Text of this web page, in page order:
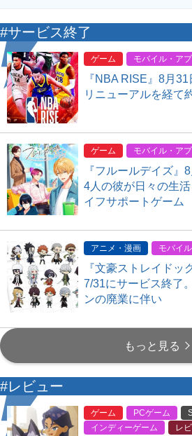
#サービス終了
ゲーム モバイル・アプ
『NBA RISE』8月
リニューアルを経て
ゲーム モバイル・アプ
『フルールデイズ』
4人の彼が日々の生
イフサポートゲーム
アニメ・漫画 モバイ
『文豪ストレイドッ
7/31にサービス終了
ンの廃業に伴い
もっと見る
#レビュー
ゲーム PCゲーム
インディーゲーム
レ